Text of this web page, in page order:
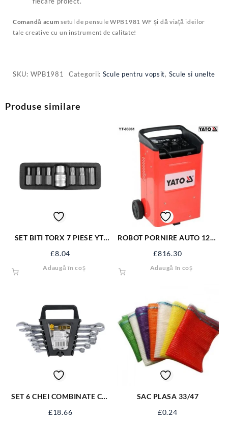
Comandă acum setul de pensule WPB1981 WF și dă viață ideilor
tale creative cu un instrument de calitate!
SKU: WPB1981 Categorii: Scule pentru vopsit, Scule si unelte
Produse similare
SET BITI TORX 7 PIESE YT-
£8.04
Adaugă în coș
ROBOT PORNIRE AUTO 12V-
£816.30
Adaugă în coș
SET 6 CHEI COMBINATE CR-
£18.66
SAC PLASA 33/47
£0.24